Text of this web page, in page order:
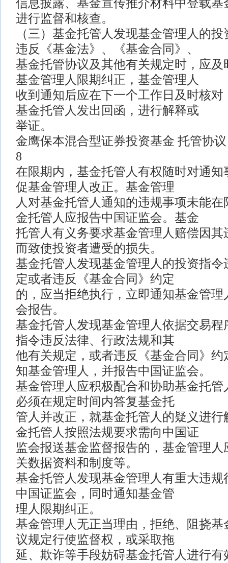
信息披露、基金宣传推介材料中登载基
进行监督和核查。
（三）基金托管人发现基金管理人的
违反《基金法》、《基金合同》、
基金托管协议及其他有关规定时，应及
基金管理人限期纠正，基金管理人
收到通知后应在下一个工作日及时核对
基金托管人发出回函，进行解释或
举证。
金鹰保本混合型证券投资基金 托管协议
8
在限期内，基金托管人有权随时对通知
促基金管理人改正。基金管理
人对基金托管人通知的违规事项未能
金托管人应报告中国证监会。基金
托管人有义务要求基金管理人赔偿因其
而致使投资者遭受的损失。
基金托管人发现基金管理人的投资指令
定或者违反《基金合同》约定
的，应当拒绝执行，立即通知基金管理
会报告。
基金托管人发现基金管理人依据交易程
指令违反法律、行政法规和其
他有关规定，或者违反《基金合同》约
知基金管理人，并报告中国证监会。
基金管理人应积极配合和协助基金托管
必须在规定时间内答复基金托
管人并改正，就基金托管人的疑义进行
金托管人按照法规要求需向中国证
监会报送基金监督报告的，基金管理
关数据资料和制度等。
基金托管人发现基金管理人有重大违规
中国证监会，同时通知基金管
理人限期纠正。
基金管理人无正当理由，拒绝、阻挠基
议规定行使监督权，或采取拖
延、欺诈等手段妨碍基金托管人进行有